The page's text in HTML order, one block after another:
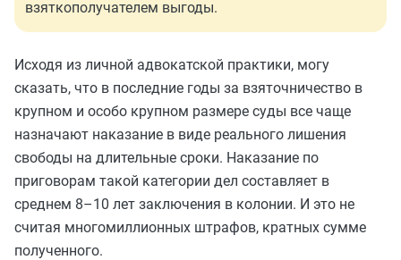
взяткополучателем выгоды.
Исходя из личной адвокатской практики, могу
сказать, что в последние годы за взяточничество в
крупном и особо крупном размере суды все чаще
назначают наказание в виде реального лишения
свободы на длительные сроки. Наказание по
приговорам такой категории дел составляет в
среднем 8–10 лет заключения в колонии. И это не
считая многомиллионных штрафов, кратных сумме
полученного.